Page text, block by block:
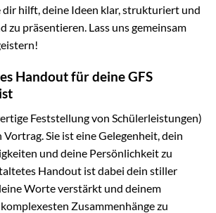
dir hilft, deine Ideen klar, strukturiert und
zu präsentieren. Lass uns gemeinsam
Handout für deine GFS
Feststellung von Schülerleistungen)
Sie ist eine Gelegenheit, dein
und deine Persönlichkeit zu
Handout ist dabei dein stiller
Worte verstärkt und deinem
Zusammenhänge zu